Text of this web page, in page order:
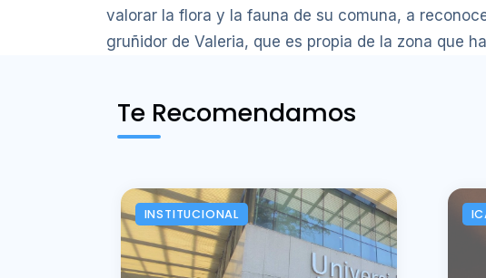
valorar la flora y la fauna de su comuna, a
gruñidor de Valeria, que es propia de la zona que
Te Recomendamos
INSTITUCIONAL